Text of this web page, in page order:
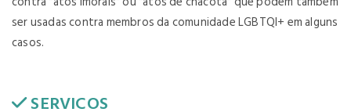
ser usadas contra membros da comunidade LGBTQI+ em alguns
casos.
SERVICOS